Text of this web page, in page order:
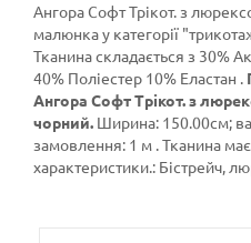
Ангора Софт Трікот. з
малюнка у категорії
Тканина складається з 30%
40% Поліестер 10% Еластан .
Ангора Софт Трікот. з
чорний. Ширина: 150.00см;
замовлення: 1 м . Тканина має
характеристики.: Бістрейч,